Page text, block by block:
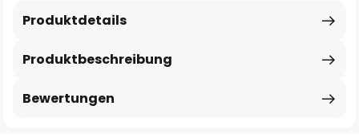
Produktbeschreibung
Produktdetails
Bewertungen